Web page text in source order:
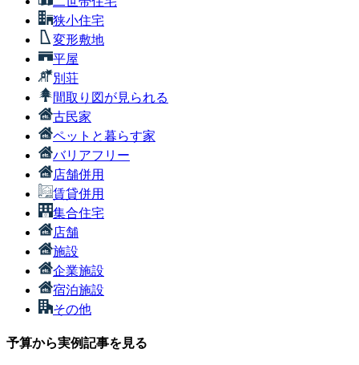
狭小住宅
変形敷地
平屋
別荘
間取り図が見られる
古民家
ペットと暮らす家
バリアフリー
店舗併用
賃貸併用
集合住宅
店舗
施設
企業施設
宿泊施設
その他
予算から実例記事を見る